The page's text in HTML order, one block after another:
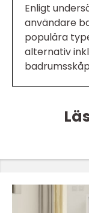
Enligt
användare
populära
alternativ